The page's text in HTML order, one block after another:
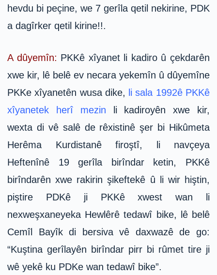
hevdu bi peçine, we 7 gerîla qetil nekirine, PDK
a dagîrker qetil kirine!!.
A dûyemîn: PKKê xîyanet li kadiro û çekdarên
xwe kir, lê belê ev necara yekemîn û dûyemîne
PKKe xîyanetên wusa dike, li sala 1992ê PKKê
xîyanetek herî mezin li kadiroyên xwe kir,
wexta di vê salê de rêxistinê şer bi Hikûmeta
Herêma Kurdistanê firoştî, li navçeya
Heftenînê 19 gerîla birîndar ketin, PKKê
birîndarên xwe rakirin şikeftekê û li wir hiştin,
piştire PDKê ji PKKê xwest wan li
nexweşxaneyeka Hewlêrê tedawî bike, lê belê
Cemîl Bayîk di bersiva vê daxwazê de go:
“Kuştina gerîlayên birîndar pirr bi rûmet tire ji
wê yekê ku PDKe wan tedawî bike”.